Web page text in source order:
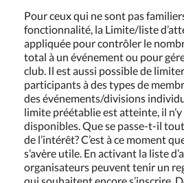
Pour ceux qui ne sont pas
fonctionnalité, la Limite/liste
appliquée pour contrôler le
total à un événement ou pour
club. Il est aussi possible de
participants à des types de
des événements/divisions
limite préétablie est atteinte, il n’y
disponibles. Que se passe-t-il
de l’intérêt? C’est à ce moment
s’avère utile. En activant la liste
organisateurs peuvent tenir un